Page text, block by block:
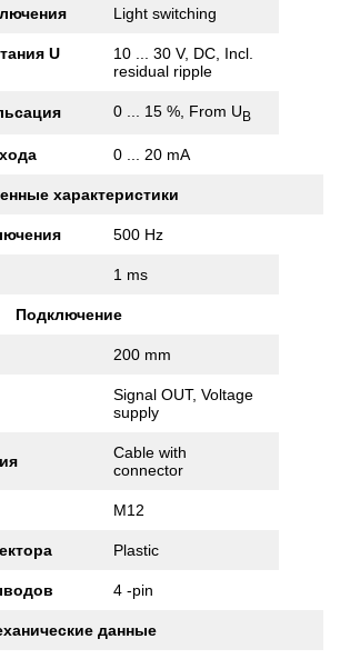
Light switching
U
10 ... 30 V, DC, Incl.
residual ripple
0 ... 15 %, From UB
0 ... 20 mA
характеристики
500 Hz
1 ms
Подключение
200 mm
Signal OUT, Voltage
supply
Cable with
connector
M12
Plastic
4 -pin
данные